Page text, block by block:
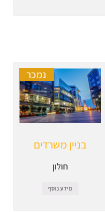
נמכר
בניין משרדים
חולון
מידע נוסף